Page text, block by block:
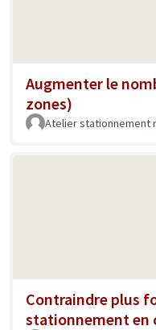
Augmenter le
zones)
Atelier stationnement
Contraindre plus
stationnement en